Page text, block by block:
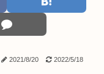
2021/8/20 2022/5/18